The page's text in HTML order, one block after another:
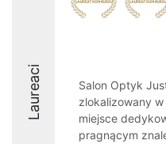
Laureaci
Salon Optyk
zlokalizowany
miejsce
pragnącym